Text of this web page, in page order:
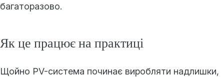
багаторазово.
Як це працює на практиці
Щойно PV-система починає виробляти надлишки,